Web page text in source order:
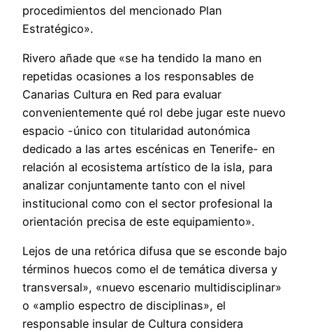
procedimientos del mencionado Plan
Estratégico».
Rivero añade que «se ha tendido la mano en
repetidas ocasiones a los responsables de
Canarias Cultura en Red para evaluar
convenientemente qué rol debe jugar este nuevo
espacio -único con titularidad autonómica
dedicado a las artes escénicas en Tenerife- en
relación al ecosistema artístico de la isla, para
analizar conjuntamente tanto con el nivel
institucional como con el sector profesional la
orientación precisa de este equipamiento».
Lejos de una retórica difusa que se esconde bajo
términos huecos como el de temática diversa y
transversal», «nuevo escenario multidisciplinar»
o «amplio espectro de disciplinas», el
responsable insular de Cultura considera